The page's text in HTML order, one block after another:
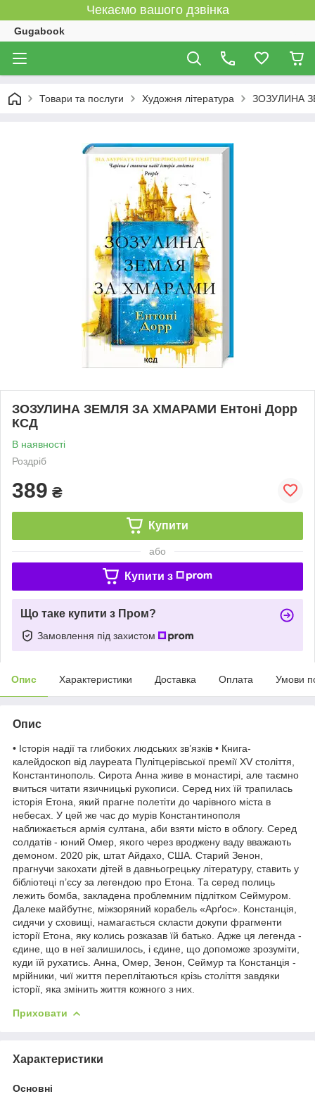
Чекаємо вашого дзвінка
Gugabook
Товари та послуги Художня література ЗОЗУЛИНА
ЗОЗУЛИНА ЗЕМЛЯ ЗА ХМАРАМИ Ентоні Дорр
КСД
В наявності
Роздріб
389 ₴
Купити
або
Купити з
Що таке купити з Пром?
Замовлення під захистом
Опис Характеристики Доставка Оплата Умови
Опис
• Історія надії та глибоких людських зв’язків • Книга-
калейдоскоп від лауреата Пулітцерівської премії XV століття,
Константинополь. Сирота Анна живе в монастирі, але таємно
вчиться читати язичницькі рукописи. Серед них їй трапилась
історія Етона, який прагне полетіти до чарівного міста в
небесах. У цей же час до мурів Константинополя
наближається армія султана, аби взяти місто в облогу. Серед
солдатів - юний Омер, якого через вроджену ваду вважають
демоном. 2020 рік, штат Айдахо, США. Старий Зенон,
прагнучи закохати дітей в давньогрецьку літературу, ставить у
бібліотеці п’єсу за легендою про Етона. Та серед полиць
лежить бомба, закладена проблемним підлітком Сеймуром.
Далеке майбутнє, міжзоряний корабель «Арґос». Констанція,
сидячи у сховищі, намагається скласти докупи фрагменти
історії Етона, яку колись розказав їй батько. Адже ця легенда -
єдине, що в неї залишилось, і єдине, що допоможе зрозуміти,
куди їй рухатись. Анна, Омер, Зенон, Сеймур та Констанція -
мрійники, чиї життя переплітаються крізь століття завдяки
історії, яка змінить життя кожного з них.
Приховати
Характеристики
Основні